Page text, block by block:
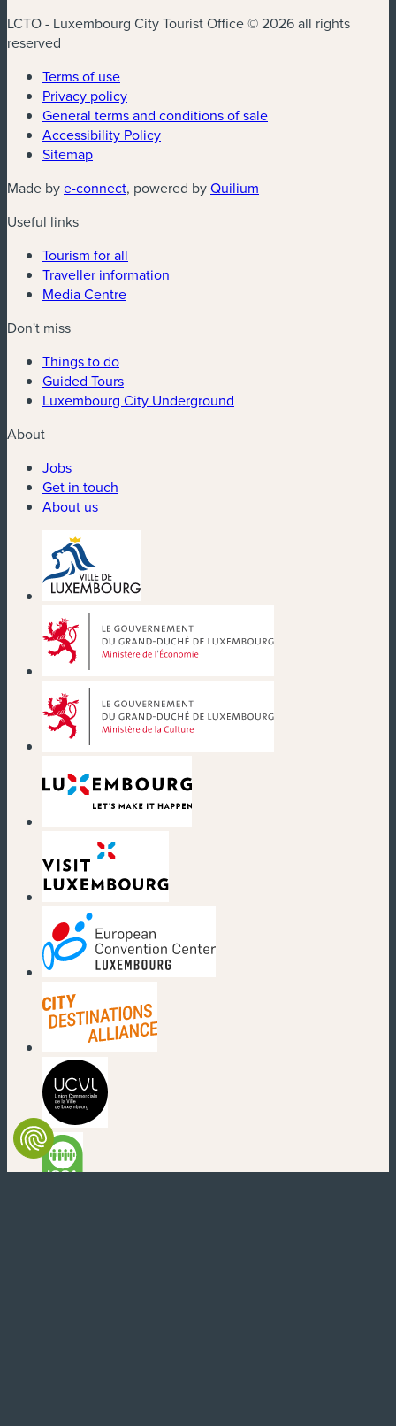
LCTO - Luxembourg City Tourist Office © 2026 all rights
reserved
Terms of use
Privacy policy
General terms and conditions of sale
Accessibility Policy
Sitemap
Made bye-connect(new window)
, powered byQuilium
Useful links
Tourism for all
Traveller information
Media Centre
Don't miss
Things to do
Guided Tours
Luxembourg City Underground
About
Jobs
Get in touch
About us